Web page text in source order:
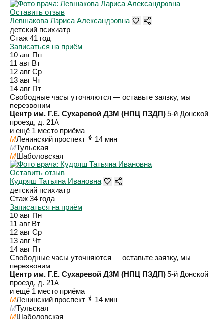
Оставить отзыв
Левшакова Лариса Александровна
детский психиатр
Стаж 41 год
Записаться на приём
10 авг Пн
11 авг Вт
12 авг Ср
13 авг Чт
14 авг Пт
Свободные часы уточняются — оставьте заявку, мы
перезвоним
Центр им. Г.Е. Сухаревой ДЗМ (НПЦ ПЗДП) 5-й Донской
проезд, д. 21А
и ещё 1 место приёма
MЛенинский проспект
14 мин
MТульская
MШаболовская
Оставить отзыв
Кудряш Татьяна Ивановна
детский психиатр
Стаж 34 года
Записаться на приём
10 авг Пн
11 авг Вт
12 авг Ср
13 авг Чт
14 авг Пт
Свободные часы уточняются — оставьте заявку, мы
перезвоним
Центр им. Г.Е. Сухаревой ДЗМ (НПЦ ПЗДП) 5-й Донской
проезд, д. 21А
и ещё 1 место приёма
MЛенинский проспект
14 мин
MТульская
MШаболовская